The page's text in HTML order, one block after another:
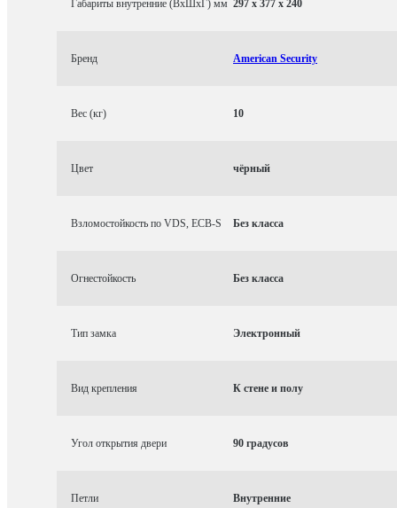
Габариты внутренние (ВхШхГ) мм 297 x 377 x 240
Бренд American Security
Вес (кг) 10
Цвет чёрный
Взломостойкость по VDS, ECB-S Без класса
Огнестойкость Без класса
Тип замка Электронный
Вид крепления К стене и полу
Угол открытия двери 90 градусов
Петли Внутренние